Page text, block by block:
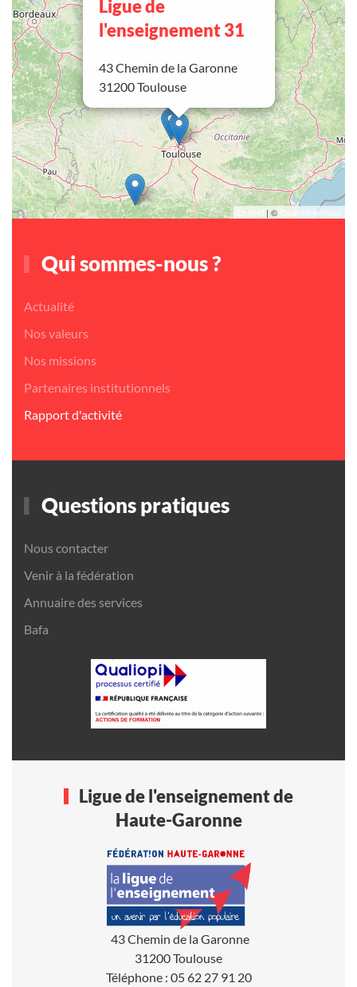
Ligue de
l'enseignement 31
43 Chemin de la Garonne
31200 Toulouse
Leaflet | © OpenStreetMap
Qui sommes-nous ?
Actualité
Nos valeurs
Nos missions
Partenaires institutionnels
Rapport d'activité
Questions pratiques
Nous contacter
Venir à la fédération
Annuaire des services
Bafa
Ligue de l'enseignement de
Haute-Garonne
43 Chemin de la Garonne
31200 Toulouse
Téléphone : 05 62 27 91 20